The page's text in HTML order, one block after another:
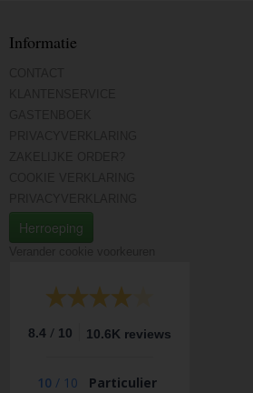
Informatie
Herroeping
8.4 / 10 10.6K reviews
10 / 10
Particulier